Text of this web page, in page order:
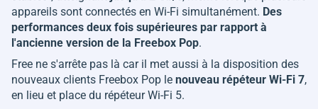
appareils sont connectés en Wi-Fi simultanément. Des
performances deux fois supérieures par rapport à
l'ancienne version de la Freebox Pop.
Free ne s'arrête pas là car il met aussi à la disposition des
nouveaux clients Freebox Pop le nouveau répéteur Wi-Fi 7,
en lieu et place du répéteur Wi-Fi 5.